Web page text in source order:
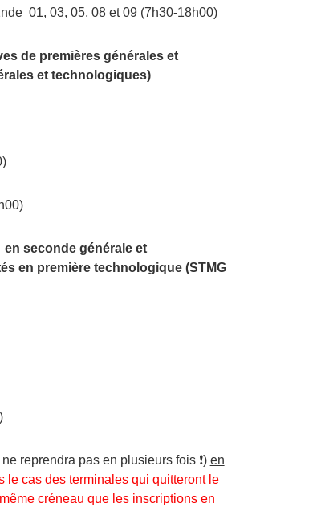
01, 03, 05, 08 et 09 (7h30-18h00)
de premières générales et
et technologiques)
seconde générale et
en première technologique (STMG
ne reprendra pas en plusieurs fois ❗) en
le cas des terminales qui quitteront le
créneau que les inscriptions en